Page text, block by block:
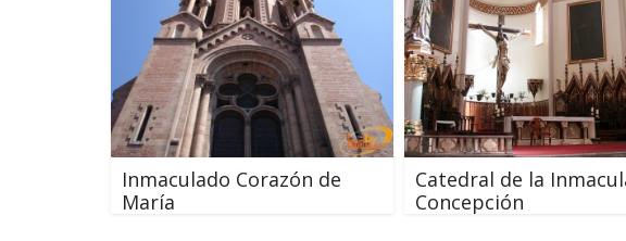
Inmaculado Corazón de
María
Catedral de la
Concepción